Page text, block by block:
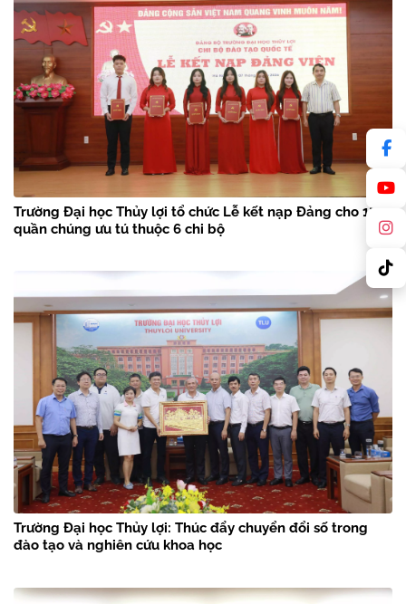
Trường Đại học Thủy lợi tổ chức Lễ kết nạp Đảng cho 18
quần chúng ưu tú thuộc 6 chi bộ
Trường Đại học Thủy lợi: Thúc đẩy chuyển đổi số trong
đào tạo và nghiên cứu khoa học